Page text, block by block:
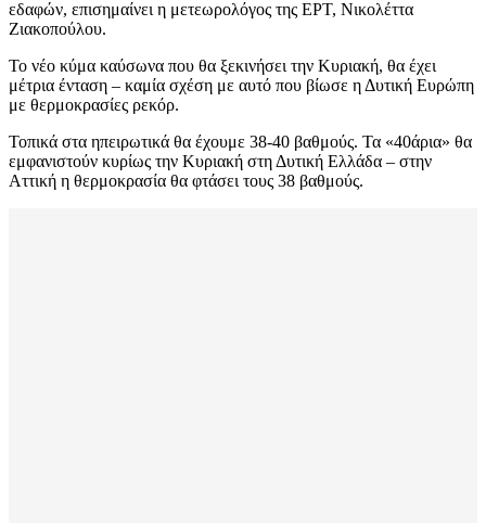
εδαφών, επισημαίνει η μετεωρολόγος της ΕΡΤ, Νικολέττα
Ζιακοπούλου.
Το νέο κύμα καύσωνα που θα ξεκινήσει την Κυριακή, θα έχει
μέτρια ένταση – καμία σχέση με αυτό που βίωσε η Δυτική Ευρώπη
με θερμοκρασίες ρεκόρ.
Τοπικά στα ηπειρωτικά θα έχουμε 38-40 βαθμούς. Τα «40άρια» θα
εμφανιστούν κυρίως την Κυριακή στη Δυτική Ελλάδα – στην
Αττική η θερμοκρασία θα φτάσει τους 38 βαθμούς.